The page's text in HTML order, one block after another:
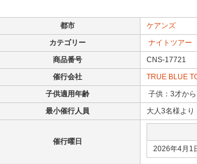
都市
ケアンズ
カテゴリー
ナイトツアー
商品番号
CNS-17721
催行会社
TRUE BLUE
子供適用年齢
子供：3才か
最小催行人員
大人3名様より
催行曜日
2026年4月1